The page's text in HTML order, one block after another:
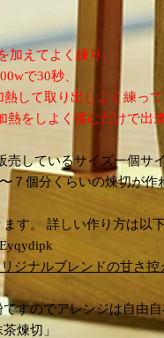
加えてよく練り、
で30秒、
して取り出しよく練って
熱をしよく揉むだけで出
売しているサイズ一個サ
７個分くらいの煉切が作
す。 詳しい作り方は以
ジナルブレンドの甘さ控
すのでアレンジは自由自
煉切」